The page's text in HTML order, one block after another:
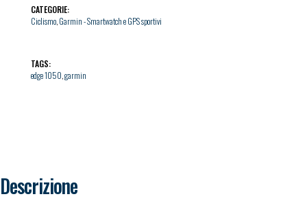
CATEGORIE:
Ciclismo,Garmin - Smartwatch e GPS sportivi
TAGS:
edge 1050,garmin
Descrizione